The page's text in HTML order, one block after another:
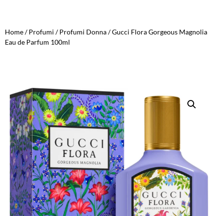
Home/Profumi /Profumi Donna/ Gucci Flora Gorgeous Magnolia
Eau de Parfum 100ml